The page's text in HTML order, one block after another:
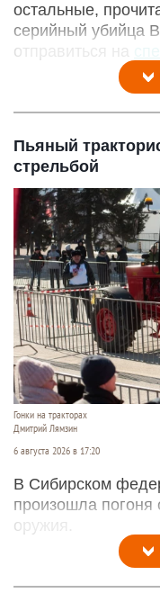
остальные,
серийный убийца
отправиться на
Пьяный
стрельбой
Гонки на тракторах
Дмитрий Лямзин
6 августа 2026 в 17:20
В Сибирском
произошла погоня
оружия.